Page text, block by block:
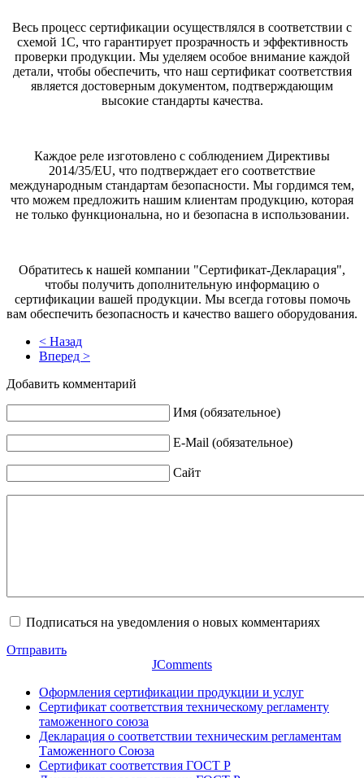
Весь процесс сертификации осуществлялся в соответствии с
схемой 1С, что гарантирует прозрачность и эффективность
проверки продукции. Мы уделяем особое внимание каждой
детали, чтобы обеспечить, что наш сертификат соответствия
является достоверным документом, подтверждающим
высокие стандарты качества.
Каждое реле изготовлено с соблюдением Директивы
2014/35/EU, что подтверждает его соответствие
международным стандартам безопасности. Мы гордимся тем,
что можем предложить нашим клиентам продукцию, которая
не только функциональна, но и безопасна в использовании.
Обратитесь к нашей компании "Сертификат-Декларация",
чтобы получить дополнительную информацию о
сертификации вашей продукции. Мы всегда готовы помочь
вам обеспечить безопасность и качество вашего оборудования.
< Назад
Вперед >
Добавить комментарий
Имя (обязательное)
E-Mail (обязательное)
Сайт
Подписаться на уведомления о новых комментариях
Отправить
JComments
Оформления сертификации продукции и услуг
Сертификат соответствия техническому регламенту
таможенного союза
Декларация о соответствии техническим регламентам
Таможенного Союза
Сертификат соответствия ГОСТ Р